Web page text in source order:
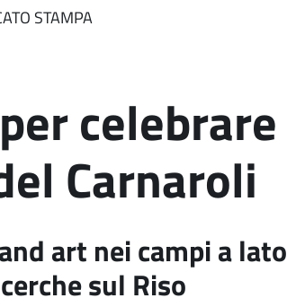
STAMPA
celebrare
Carnaroli
art nei campi a lato
sul Riso